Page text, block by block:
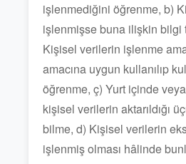
işlenmediğini öğrenme, b)
işlenmişse buna ilişkin bilgi
Kişisel verilerin işlenme
amacına uygun kullanılıp
öğrenme, ç) Yurt içinde veya
kişisel verilerin aktarıldığı
bilme, d) Kişisel verilerin
işlenmiş olması hâlinde